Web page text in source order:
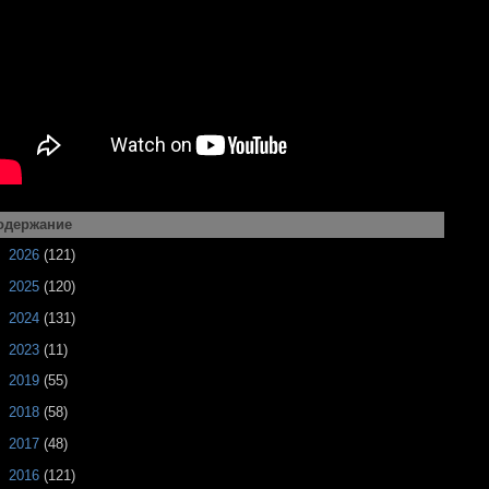
2026(121)
2025(120)
2024(131)
2023(11)
2019(55)
2018(58)
2017(48)
2016(121)